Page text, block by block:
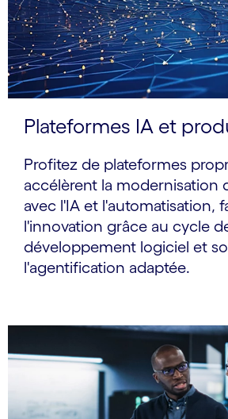
Plateformes IA et
Profitez de plateformes
accélèrent la modernisation
avec l'IA et l'automatisation,
l'innovation grâce au cycle
développement logiciel et
l'agentification adaptée.